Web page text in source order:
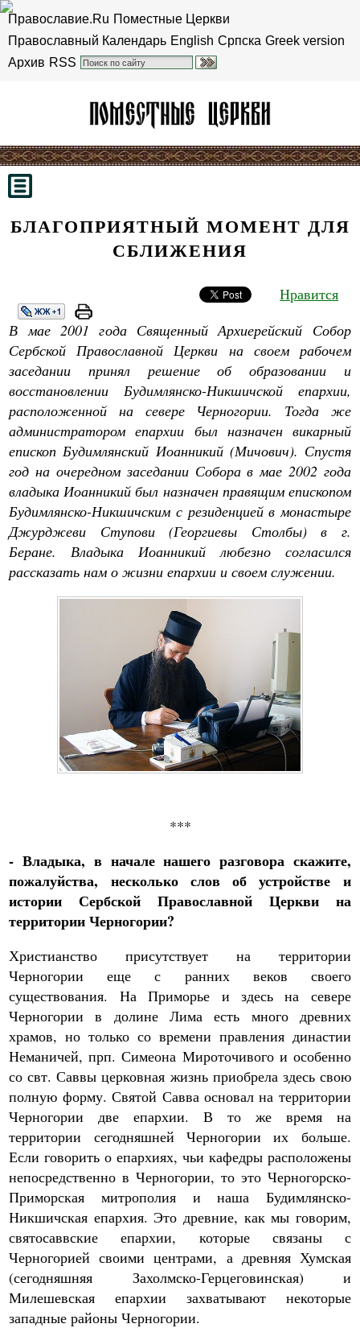
Православие.Ru Поместные Церкви
Православный Календарь English Српска Greek version
Архив RSS
БЛАГОПРИЯТНЫЙ МОМЕНТ ДЛЯ
СБЛИЖЕНИЯ
Нравится
В мае 2001 года Священный Архиерейский Собор
Сербской Православной Церкви на своем рабочем
заседании принял решение об образовании и
восстановлении Будимлянско-Никшичской епархии,
расположенной на севере Черногории. Тогда же
администратором епархии был назначен викарный
епископ Будимлянский Иоанникий (Мичович). Спустя
год на очередном заседании Собора в мае 2002 года
владыка Иоанникий был назначен правящим епископом
Будимлянско-Никшичским с резиденцией в монастыре
Джурджеви Ступови (Георгиевы Столбы) в г.
Беране. Владыка Иоанникий любезно согласился
рассказать нам о жизни епархии и своем служении.
***
- Владыка, в начале нашего разговора скажите,
пожалуйства, несколько слов об устройстве и
истории Сербской Православной Церкви на
территории Черногории?
Христианство присутствует на территории
Черногории еще с ранних веков своего
существования. На Приморье и здесь на севере
Черногории в долине Лима есть много древних
храмов, но только со времени правления династии
Неманичей, прп. Симеона Мироточивого и особенно
со свт. Саввы церковная жизнь приобрела здесь свою
полную форму. Святой Савва основал на территории
Черногории две епархии. В то же время на
территории сегодняшней Черногории их больше.
Если говорить о епархиях, чьи кафедры расположены
непосредственно в Черногории, то это Черногорско-
Приморская митрополия и наша Будимлянско-
Никшичская епархия. Это древние, как мы говорим,
святосаввские епархии, которые связаны с
Черногорией своими центрами, а древняя Хумская
(сегодняшняя Захолмско-Герцеговинская) и
Милешевская епархии захватывают некоторые
западные районы Черногории.